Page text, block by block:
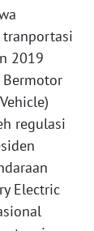
2019
Bermotor
regulasi
Electric